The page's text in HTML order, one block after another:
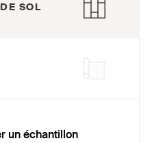
SOL
un échantillon